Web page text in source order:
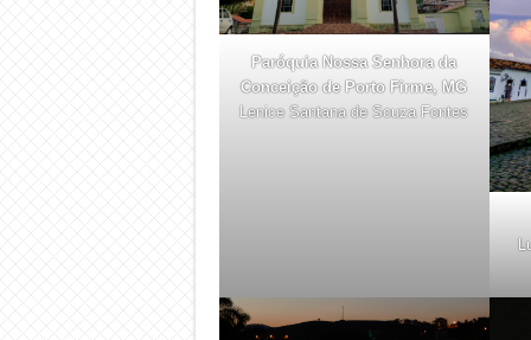
Paróquia Nossa Senhora da
Conceição de Porto Firme, MG
Lenice Santana de Souza Fontes